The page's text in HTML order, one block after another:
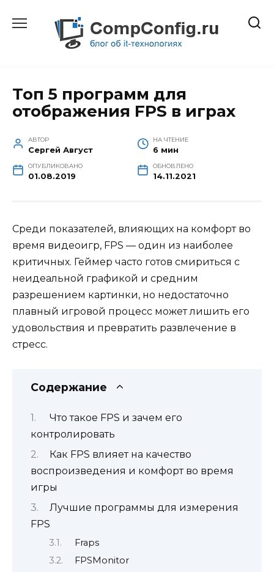
содержанию
Топ 5 программ для
отображения FPS в играх
АВТОР
Сергей Август
НА ЧТЕНИЕ
6 мин
ОПУБЛИКОВАНО
01.08.2019
ОБНОВЛЕНО
14.11.2021
Среди показателей, влияющих на комфорт во
время видеоигр, FPS — один из наиболее
критичных. Геймер часто готов смириться с
неидеальной графикой и средним
разрешением картинки, но недостаточно
плавный игровой процесс может лишить его
удовольствия и превратить развлечение в
стресс.
Содержание
Что такое FPS и зачем его
контролировать
Как FPS влияет на качество
воспроизведения и комфорт во время
игры
Лучшие программы для измерения
FPS
Fraps
FPSMonitor